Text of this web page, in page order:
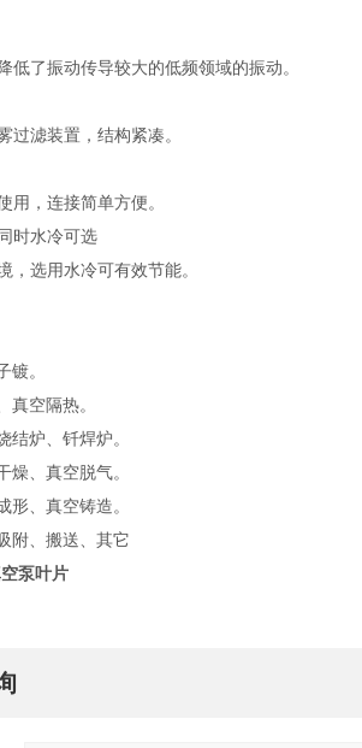
低了振动传导较大的低频领域的振动。
过滤装置，结构紧凑。
用，连接简单方便。
时水冷可选
，选用水冷可有效节能。
镀。
真空隔热。
结炉、钎焊炉。
燥、真空脱气。
形、真空铸造。
附、搬送、其它
泵叶片